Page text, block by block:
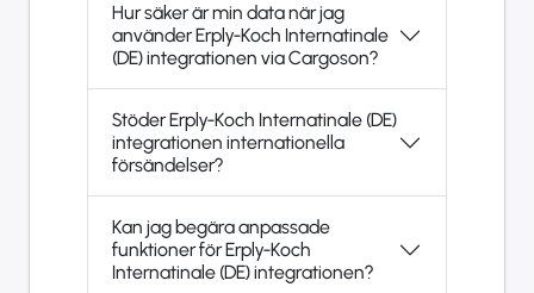
Hur säker är min data när jag
använder Erply-Koch Internatinale
(DE) integrationen via Cargoson?
Stöder Erply-Koch Internatinale (DE)
integrationen internationella
försändelser?
Kan jag begära anpassade
funktioner för Erply-Koch
Internatinale (DE) integrationen?